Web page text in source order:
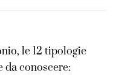
le 12 tipologie
da conoscere: